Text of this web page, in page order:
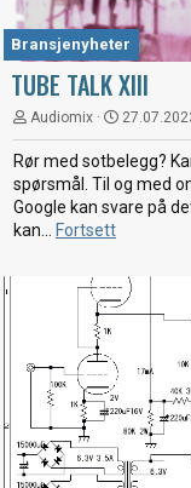
Bransjenyheter
TUBE TALK XIII
Audiomix
Rør med sotbelegg?
spørsmål. Til og med
Google kan svare på
kan... Fortsett